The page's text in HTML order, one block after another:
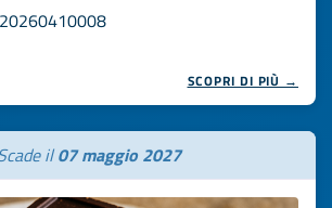
SCOPRI DI PIÙ →
il07 maggio 2027